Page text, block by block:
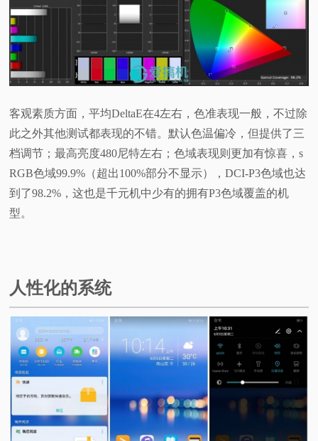
客观素质方面，平均DeltaE在4左右，色准表现一般，不过除
此之外其他测试都表现的不错。默认色温偏冷，但提供了三
档调节；最高亮度480尼特左右；色域表现则更加有惊喜，s
RGB色域99.9%（超出100%部分不显示），DCI-P3色域也达
到了98.2%，这也是千元机中少有的拥有P3色域覆盖的机
型。
人性化的系统